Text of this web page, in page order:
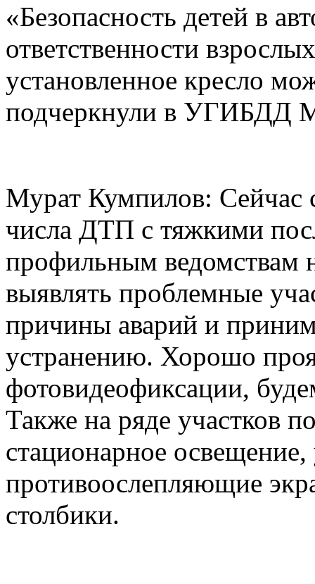
«Безопасность детей в
ответственности
установленное кресло
подчеркнули в УГИБДД
Мурат Кумпилов: Сейчас
числа ДТП с тяжкими
профильным ведомствам
выявлять проблемные
причины аварий и
устранению. Хорошо
фотовидеофиксации,
Также на ряде участков
стационарное освещение,
противоослепляющие
столбики.